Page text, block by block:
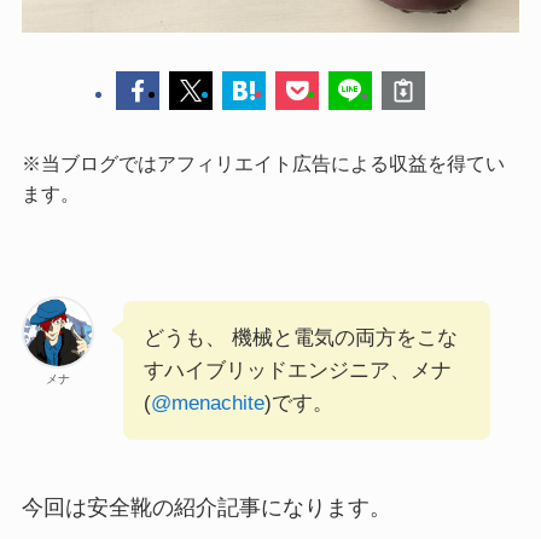
※当ブログではアフィリエイト広告による収益を得てい
ます。
メナ
どうも、 機械と電気の両方をこな
すハイブリッドエンジニア、メナ
(@menachite)です。
今回は安全靴の紹介記事になります。